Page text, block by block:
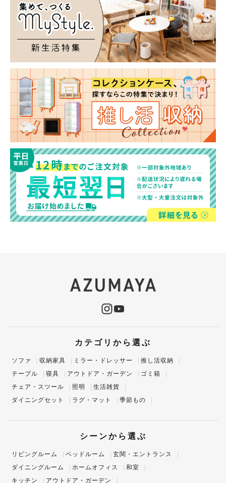
カテゴリから選ぶ
ソファ 収納家具 ミラー・ドレッサー
推し活収納
テーブル
寝具 アウトドア・ガーデン
ゴミ箱
チェア・スツール
照明
生活雑貨
ダイニングセット
ラグ・マット 季節もの
シーンから選ぶ
リビングルーム ベッドルーム
玄関・エントランス
ダイニングルーム
ホームオフィス
和室
キッチン
アウトドア・ガーデン